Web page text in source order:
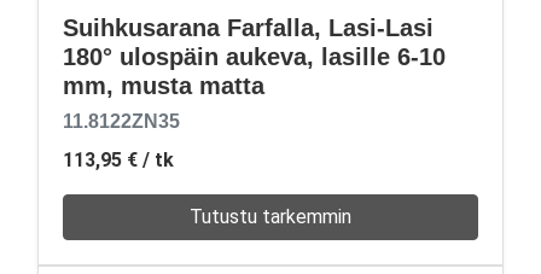
Suihkusarana Farfalla, Lasi-Lasi
180° ulospäin aukeva, lasille 6-10
mm, musta matta
11.8122ZN35
113,95 € / tk
Tutustu tarkemmin